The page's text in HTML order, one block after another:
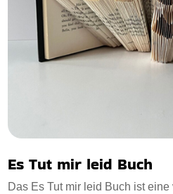
Es Tut mir leid Buch
Das Es Tut mir leid Buch ist